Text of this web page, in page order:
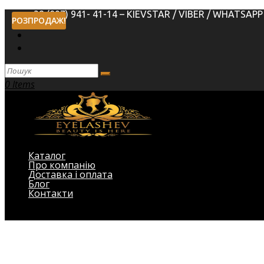
+38 (097) 941- 41-14 – KIEVSTAR / VIBER / WHATSAPP
0 Items
Каталог
Про компанію
Доставка і оплата
Блог
Контакти
РОЗПРОДАЖ!